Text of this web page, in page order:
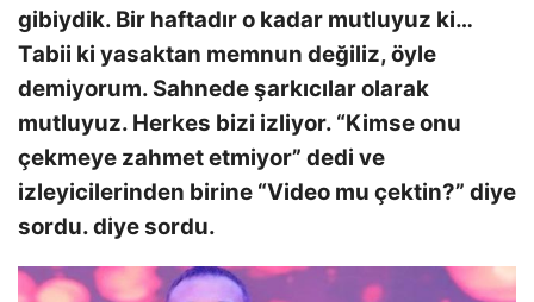
gibiydik. Bir haftadır o kadar mutluyuz ki…
Tabii ki yasaktan memnun değiliz, öyle
demiyorum. Sahnede şarkıcılar olarak
mutluyuz. Herkes bizi izliyor. “Kimse onu
çekmeye zahmet etmiyor” dedi ve
izleyicilerinden birine “Video mu çektin?” diye
sordu. diye sordu.